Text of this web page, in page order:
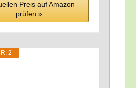
Preis auf Ama­zon
prü­fen »
2